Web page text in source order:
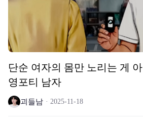
단순 여자의 몸만 노리는 게
영포티 남자
괴들남 2025-11-18